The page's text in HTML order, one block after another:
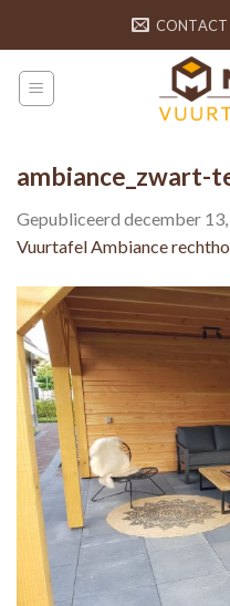
content
CONTACT
ambiance_zwart-
Gepubliceerd december
Vuurtafel Ambiance